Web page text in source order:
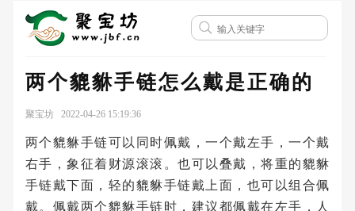
两个貔貅手链怎么戴是正确的
聚宝坊 2022-04-26 15:19:36
两个貔貅手链可以同时佩戴，一个戴左手，一个戴
右手，象征着财源滚滚。也可以叠戴，将重的貔貅
手链戴下面，轻的貔貅手链戴上面，也可以组合佩
戴。佩戴两个貔貅手链时，建议都佩戴在左手，人